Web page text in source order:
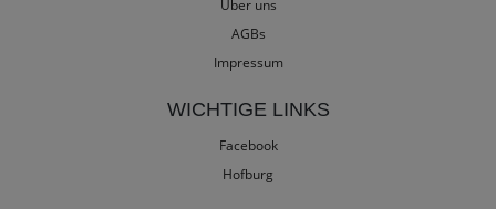
Über uns
AGBs
Impressum
WICHTIGE LINKS
Facebook
Hofburg